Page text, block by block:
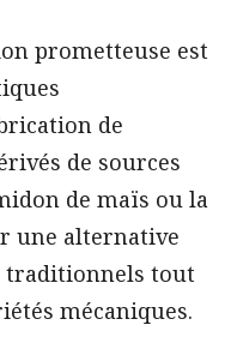
prometteuse est
de
de sources
de maïs ou la
une alternative
traditionnels tout
mécaniques.